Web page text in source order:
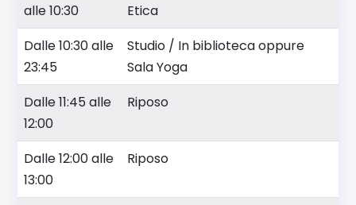
alle 10:30
Etica
Dalle 10:30 alle
23:45
Studio / In biblioteca oppure
Sala Yoga
Dalle 11:45 alle
12:00
Riposo
Dalle 12:00 alle
13:00
Riposo